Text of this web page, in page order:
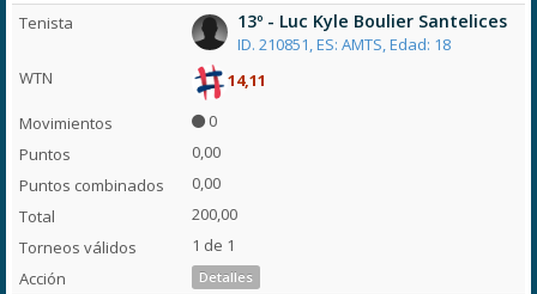
13º - Luc Kyle Boulier Santelices
ID. 210851, ES: AMTS, Edad: 18
14,11
0
0,00
0,00
200,00
1 de 1
Detalles